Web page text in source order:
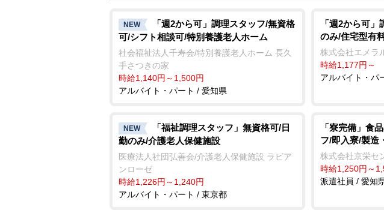
NEW
「週2から可」調理スタッフ/無資格
可/シフト相談可/特別養護老人ホーム
社会福祉法人千寿会/特別養護老人ホーム 長久
手さつきの家
時給1,140円～1,500円
アルバイト・パート / 愛知県
「週2から可
のみ/住宅型有
株式会社エメラ
時給1,177円～
アルバイト・パ
NEW
「福祉調理スタッフ」無資格可/日
勤のみ/介護老人保健施設
医療法人社団弘善会/介護老人保健施設 ラビア
ンローゼ
時給1,226円～1,240円
アルバイト・パート / 東京都
「寮完備」食
フ/即入寮/製造
株式会社京栄セ
時給1,250円～
派遣社員 / 愛知